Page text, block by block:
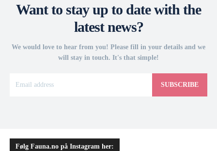
Want to stay up to date with the
latest news?
We would love to hear from you! Please fill in your details and we
will stay in touch. It's that simple!
SUBSCRIBE
Følg Fauna.no på Instagram her: